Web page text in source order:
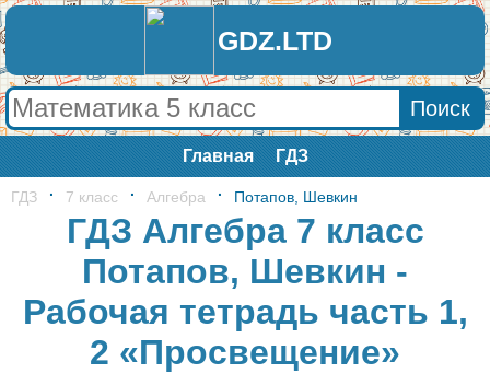
GDZ.LTD
Главная ГДЗ
ГДЗ 7 класс Алгебра Потапов, Шевкин
ГДЗ Алгебра 7 класс
Потапов, Шевкин -
Рабочая тетрадь часть 1,
2 «Просвещение»